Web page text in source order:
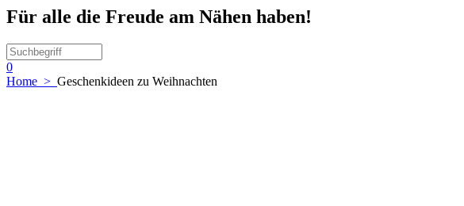
Für alle die Freude am Nähen haben!
0
Home > Geschenkideen zu Weihnachten